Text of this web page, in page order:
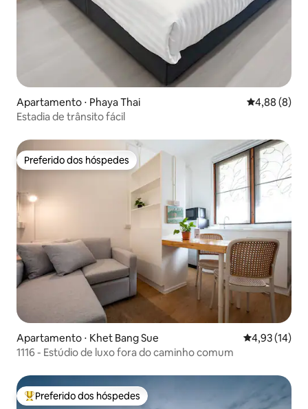
Apartamento ⋅ Phaya Thai 4,88 de uma
4,88 (8)
Estadia de trânsito fácil
Preferido dos hóspedes
Preferido dos hóspedes
Apartamento ⋅ Khet Bang Sue 4,93 de uma
4,93 (14)
1116 - Estúdio de luxo fora do caminho comum
Entre os melhores preferidos dos hóspedes
Preferido dos hóspedes